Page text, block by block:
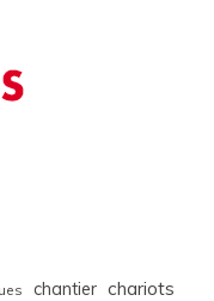
chantier chariots